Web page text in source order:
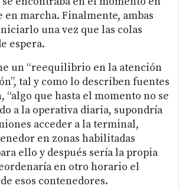
en marcha. Finalmente, ambas
una vez que las colas
espera.
un “reequilibrio en la atención
tal y como lo describen fuentes
“algo que hasta el momento no se
a la operativa diaria, supondría
acceder a la terminal,
en zonas habilitadas
ello y después sería la propia
en otro horario el
esos contenedores.